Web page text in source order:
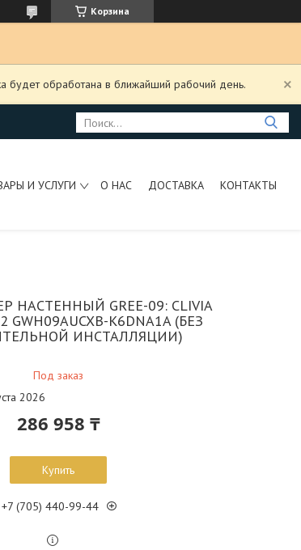
Корзина
будет обработана в ближайший рабочий день.
И УСЛУГИ О НАС ДОСТАВКА КОНТАКТЫ
НАСТЕННЫЙ GREE-09: CLIVIA
GWH09AUCXB-K6DNA1A (БЕЗ
ИНСТАЛЛЯЦИИ)
Под заказ
2026
286 958 ₸
Купить
+7 (705) 440-99-44